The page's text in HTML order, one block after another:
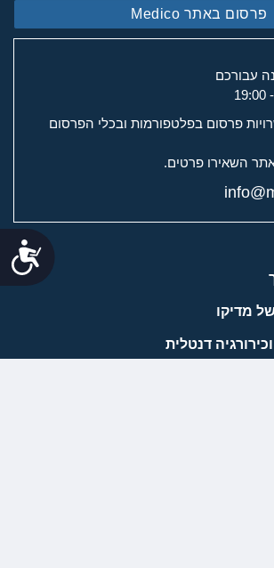
פרסום באתר Medico
עבורכם
פרסום בפלטפורמות ובכלי הפרסום
השאירו פרטים.
של מדיקו
דנטלית